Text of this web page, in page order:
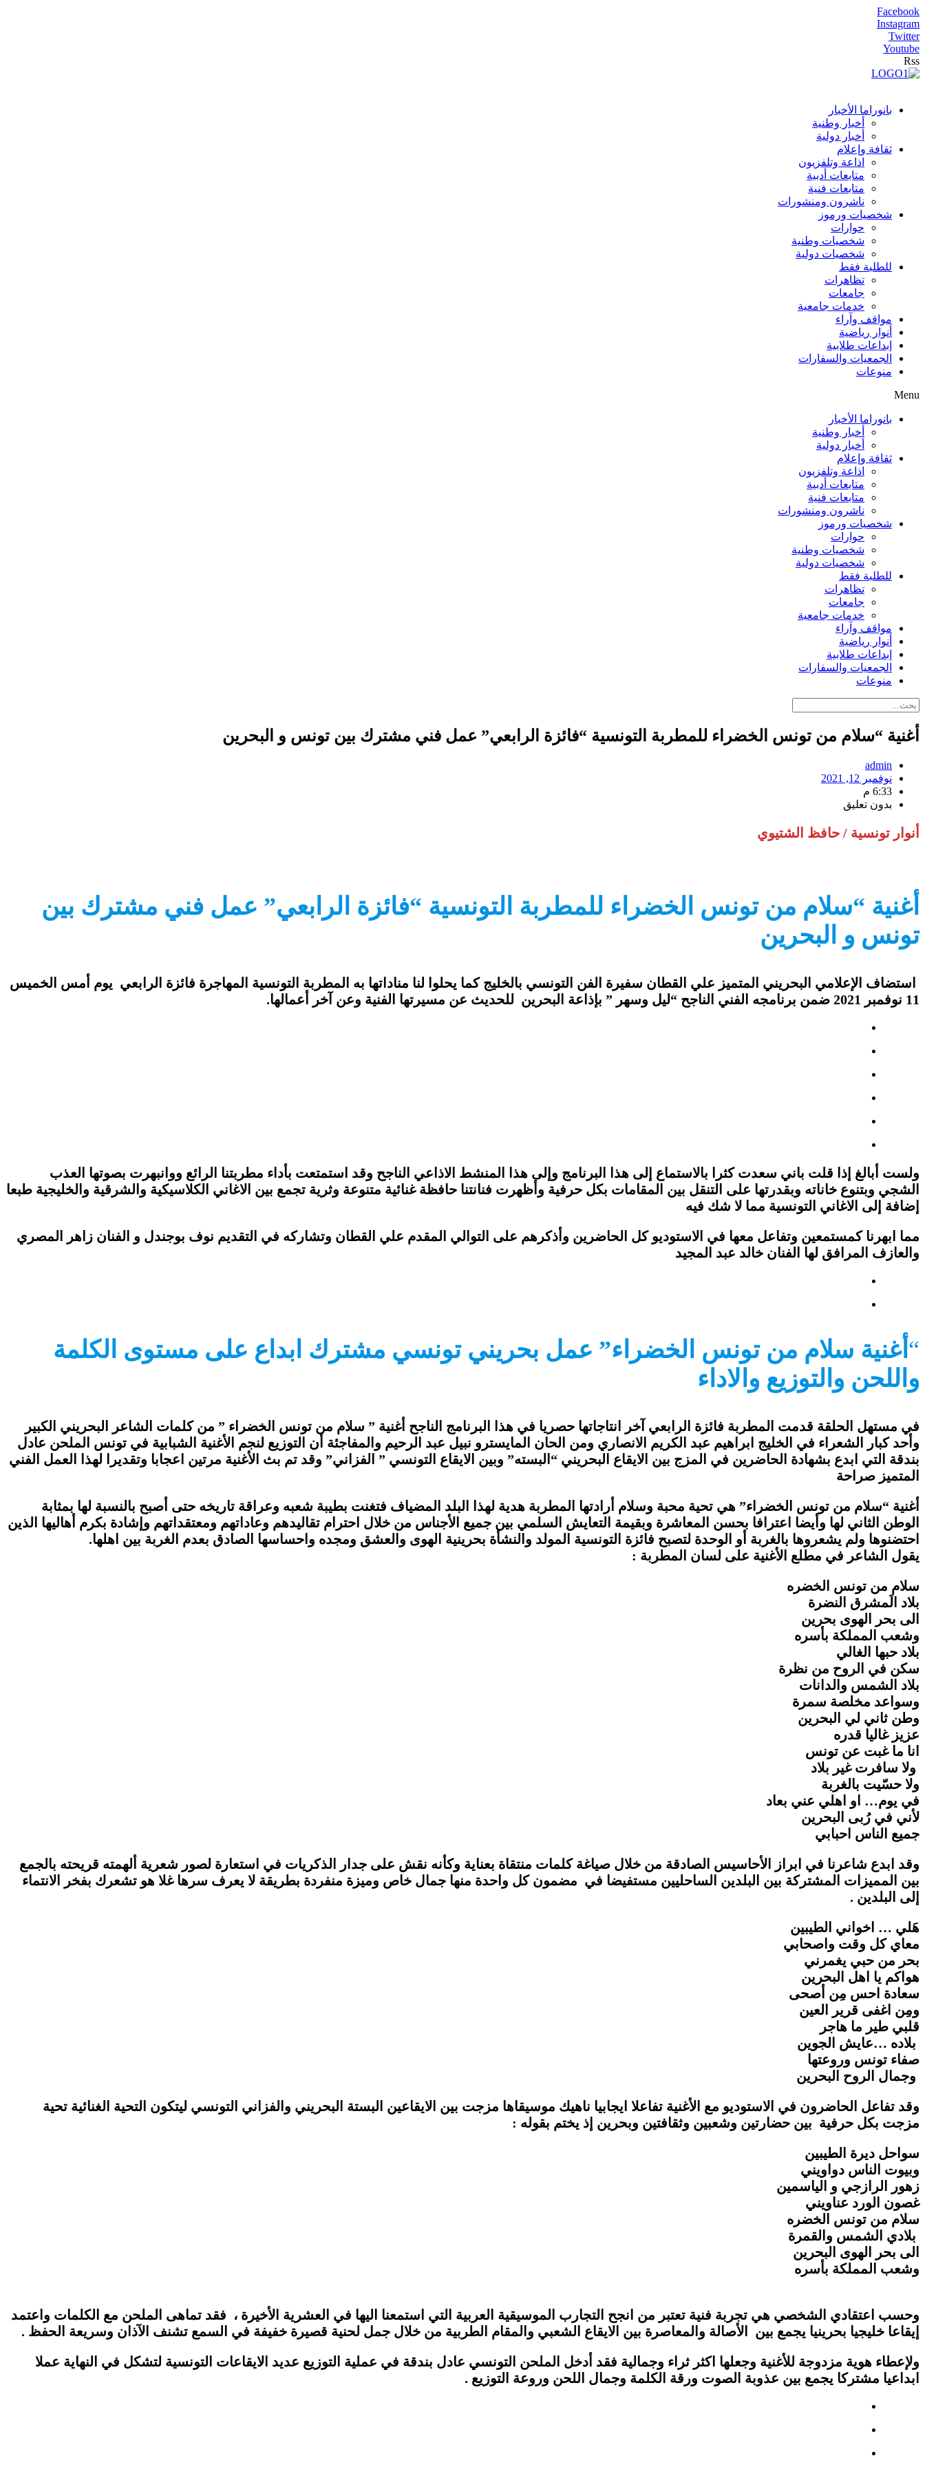
Facebook
Instagram
Twitter
Youtube
Rss
بانوراما الأخبار
أخبار وطنية
أخبار دولية
ثقافة وإعلام
اذاعة وتلفزيون
متابعات أدبية
متابعات فنية
ناشرون ومنشورات
شخصيات ورموز
حوارات
شخصيات وطنية
شخصيات دولية
للطلبة فقط
تظاهرات
جامعات
خدمات جامعية
مواقف وآراء
أنوار رياضية
إبداعات طلابية
الجمعيات والسفارات
منوعات
Menu
بانوراما الأخبار
أخبار وطنية
أخبار دولية
ثقافة وإعلام
اذاعة وتلفزيون
متابعات أدبية
متابعات فنية
ناشرون ومنشورات
شخصيات ورموز
حوارات
شخصيات وطنية
شخصيات دولية
للطلبة فقط
تظاهرات
جامعات
خدمات جامعية
مواقف وآراء
أنوار رياضية
إبداعات طلابية
الجمعيات والسفارات
منوعات
أغنية “سلام من تونس الخضراء للمطربة التونسية “فائزة الرابعي” عمل فني مشترك بين تونس و البحرين
admin
نوفمبر 12, 2021
6:33 م
بدون تعليق
أنوار تونسية / حافظ الشتيوي
أغنية “سلام من تونس الخضراء للمطربة التونسية “فائزة الرابعي” عمل فني مشترك بين
تونس و البحرين
استضاف الإعلامي البحريني المتميز علي القطان سفيرة الفن التونسي بالخليج كما يحلوا لنا مناداتها به المطربة التونسية المهاجرة فائزة الرابعي يوم أمس الخميس
11 نوفمبر 2021 ضمن برنامجه الفني الناجح “ليل وسهر ” بإذاعة البحرين للحديث عن مسيرتها الفنية وعن آخر أعمالها.
ولست أبالغ إذا قلت باني سعدت كثرا بالاستماع إلى هذا البرنامج وإلى هذا المنشط الاذاعي الناجح وقد استمتعت بأداء مطربتنا الرائع ووانبهرت بصوتها العذب
الشجي وبتنوع خاناته وبقدرتها على التنقل بين المقامات بكل حرفية وأظهرت فنانتنا حافظة غنائية متنوعة وثرية تجمع بين الاغاني الكلاسيكية والشرقية والخليجية طبعا
إضافة إلى الاغاني التونسية مما لا شك فيه
مما ابهرنا كمستمعين وتفاعل معها في الاستوديو كل الحاضرين وأذكرهم على التوالي المقدم علي القطان وتشاركه في التقديم نوف بوجندل و الفنان زاهر المصري
والعازف المرافق لها الفنان خالد عبد المجيد
“ أغنية سلام من تونس الخضراء” عمل بحريني تونسي مشترك ابداع على مستوى الكلمة
واللحن والتوزيع والاداء
في مستهل الحلقة قدمت المطربة فائزة الرابعي آخر انتاجاتها حصريا في هذا البرنامج الناجح أغنية ” سلام من تونس الخضراء ” من كلمات الشاعر البحريني الكبير
وأحد كبار الشعراء في الخليج ابراهيم عبد الكريم الانصاري ومن الحان المايسترو نبيل عبد الرحيم والمفاجئة أن التوزيع لنجم الأغنية الشبابية في تونس الملحن عادل
بندقة التي ابدع بشهادة الحاضرين في المزج بين الايقاع البحريني “البسته” وبين الايقاع التونسي ” الفزاني” وقد تم بث الأغنية مرتين اعجابا وتقديرا لهذا العمل الفني
المتميز صراحة
أغنية “سلام من تونس الخضراء” هي تحية محبة وسلام أرادتها المطربة هدية لهذا البلد المضياف فتغنت بطيبة شعبه وعراقة تاريخه حتى أصبح بالنسبة لها بمثابة
الوطن الثاني لها وأيضا اعترافا بحسن المعاشرة وبقيمة التعايش السلمي بين جميع الأجناس من خلال احترام تقاليدهم وعاداتهم ومعتقداتهم وإشادة بكرم أهاليها الذين
احتضنوها ولم يشعروها بالغربة أو الوحدة لتصبح فائزة التونسية المولد والنشأة بحرينية الهوى والعشق ومجده واحساسها الصادق بعدم الغربة بين اهلها.
يقول الشاعر في مطلع الأغنية على لسان المطربة :
سلام من تونس الخضره
بلاد الَمشرق النضرة
الى بحر الهوى بحرين
وشعب المملكة بأسره
بلاد حبها الغالي
سكن في الروح من نظرة
بلاد الشمس والدانات
وسواعد مخلصة سمرة
وطن ثاني لي البحرين
عزيز غاليا قدره
انا ما غبت عن تونس
ولا سافرت غير بلاد
ولا حسّيت بالغربة
في يوم… او اهلي عني بعاد
لأني في رُبى البحرين
جميع الناس احبابي
وقد ابدع شاعرنا في ابراز الأحاسيس الصادقة من خلال صياغة كلمات منتقاة بعناية وكأنه نقش على جدار الذكريات في استعارة لصور شعرية ألهمته قريحته بالجمع
بين المميزات المشتركة بين البلدين الساحليين مستفيضا في مضمون كل واحدة منها جمال خاص وميزة منفردة بطريقة لا يعرف سرها غلا هو تشعرك بفخر الانتماء
إلى البلدين .
هَلي … اخواني الطيبين
معاي كل وقت واصحابي
بحر من حبي يغمرني
هواكم يا اهل البحرين
سعادة احس مِن أصحى
ومِن اغفى قرير العين
قلبي طير ما هاجر
بلاده …عايش الجوين
صفاء تونس وروعتها
وجمال الروح البحرين
وقد تفاعل الحاضرون في الاستوديو مع الأغنية تفاعلا ايجابيا ناهيك موسيقاها مزجت بين الايقاعين البستة البحريني والفزاني التونسي ليتكون التحية الغنائية تحية
مزجت بكل حرفية بين حضارتين وشعبين وثقافتين وبحرين إذ يختم بقوله :
سواحل ديرة الطيبين
وبيوت الناس دواويني
زهور الرازجي و الياسمين
غصون الورد عناويني
سلام من تونس الخضره
بلادي الشمس والقمرة
الى بحر الهوى البحرين
وشعب المملكة بأسره
وحسب اعتقادي الشخصي هي تجربة فنية تعتبر من انجح التجارب الموسيقية العربية التي استمعنا اليها في العشرية الأخيرة ، فقد تماهى الملحن مع الكلمات واعتمد
إيقاعا خليجيا بحرينيا يجمع بين الأصالة والمعاصرة بين الايقاع الشعبي والمقام الطربية من خلال جمل لحنية قصيرة خفيفة في السمع تشنف الآذان وسريعة الحفظ .
ولإعطاء هوية مزدوجة للأغنية وجعلها اكثر ثراء وجمالية فقد أدخل الملحن التونسي عادل بندقة في عملية التوزيع عديد الايقاعات التونسية لتشكل في النهاية عملا
ابداعيا مشتركا يجمع بين عذوبة الصوت ورقة الكلمة وجمال اللحن وروعة التوزيع .